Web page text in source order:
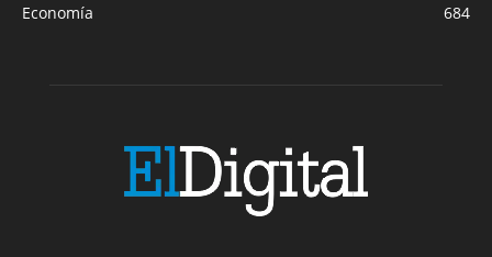
Economía
684